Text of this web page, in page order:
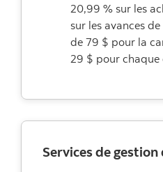
20,99 % sur les
sur les avances
de 79 $ pour la
29 $ pour
Services de